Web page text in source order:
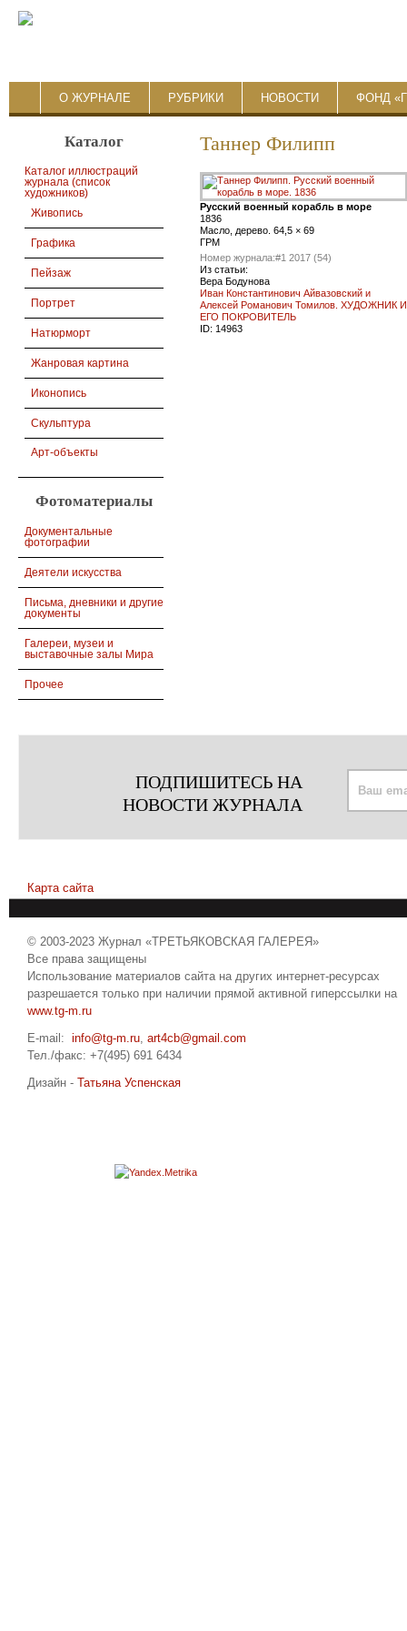
О ЖУРНАЛЕ РУБРИКИ НОВОСТИ ФОНД
Каталог
Каталог иллюстраций
журнала (список
художников)
Живопись
Графика
Пейзаж
Портрет
Натюрморт
Жанровая картина
Иконопись
Скульптура
Арт-объекты
Фотоматериалы
Документальные
фотографии
Деятели искусства
Письма, дневники и другие
документы
Галереи, музеи и
выставочные залы Мира
Прочее
Таннер Филипп
Русский военный корабль в море
1836
Масло, дерево. 64,5 × 69
ГРМ
Номер журнала:#1 2017 (54)
Из статьи:
Вера Бодунова
Иван Константинович Айвазовский и
Алексей Романович Томилов. ХУДОЖНИК И
ЕГО ПОКРОВИТЕЛЬ
ID: 14963
ПОДПИШИТЕСЬ НА
НОВОСТИ ЖУРНАЛА
Карта сайта
© 2003-2023 Журнал «ТРЕТЬЯКОВСКАЯ ГАЛЕРЕЯ»
Все права защищены
Использование материалов сайта на других интернет-ресурсах
разрешается только при наличии прямой активной гиперссылки на
www.tg-m.ru
E-mail: info@tg-m.ru, art4cb@gmail.com
Тел./факс: +7(495) 691 6434
Дизайн - Татьяна Успенская